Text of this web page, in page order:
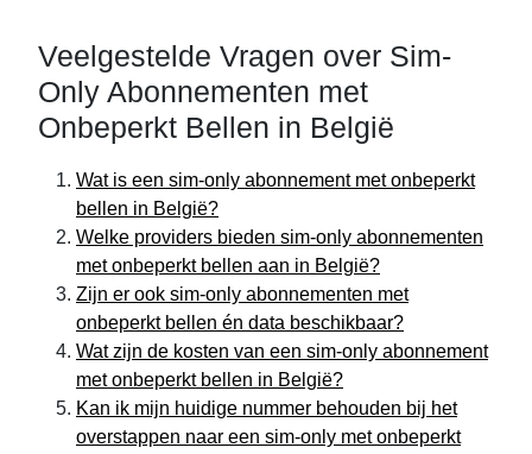
Veelgestelde Vragen over Sim-
Only Abonnementen met
Onbeperkt Bellen in België
Wat is een sim-only abonnement met onbeperkt
bellen in België?
Welke providers bieden sim-only abonnementen
met onbeperkt bellen aan in België?
Zijn er ook sim-only abonnementen met
onbeperkt bellen én data beschikbaar?
Wat zijn de kosten van een sim-only abonnement
met onbeperkt bellen in België?
Kan ik mijn huidige nummer behouden bij het
overstappen naar een sim-only met onbeperkt